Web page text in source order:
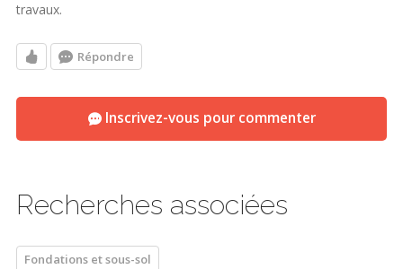
travaux.
Répondre
Inscrivez-vous pour commenter
Recherches associées
Fondations et sous-sol